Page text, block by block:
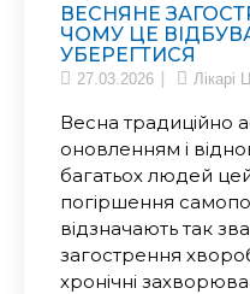
ВЕСНЯНЕ
ЧОМУ ЦЕ
УБЕРЕГТИСЯ
27.03.2026 Лікарі
Весна традиційно
оновленням і
багатьох людей
погіршення
відзначають так
загострення
хронічні